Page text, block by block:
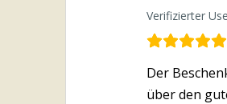
Verifizierter
Der
über den